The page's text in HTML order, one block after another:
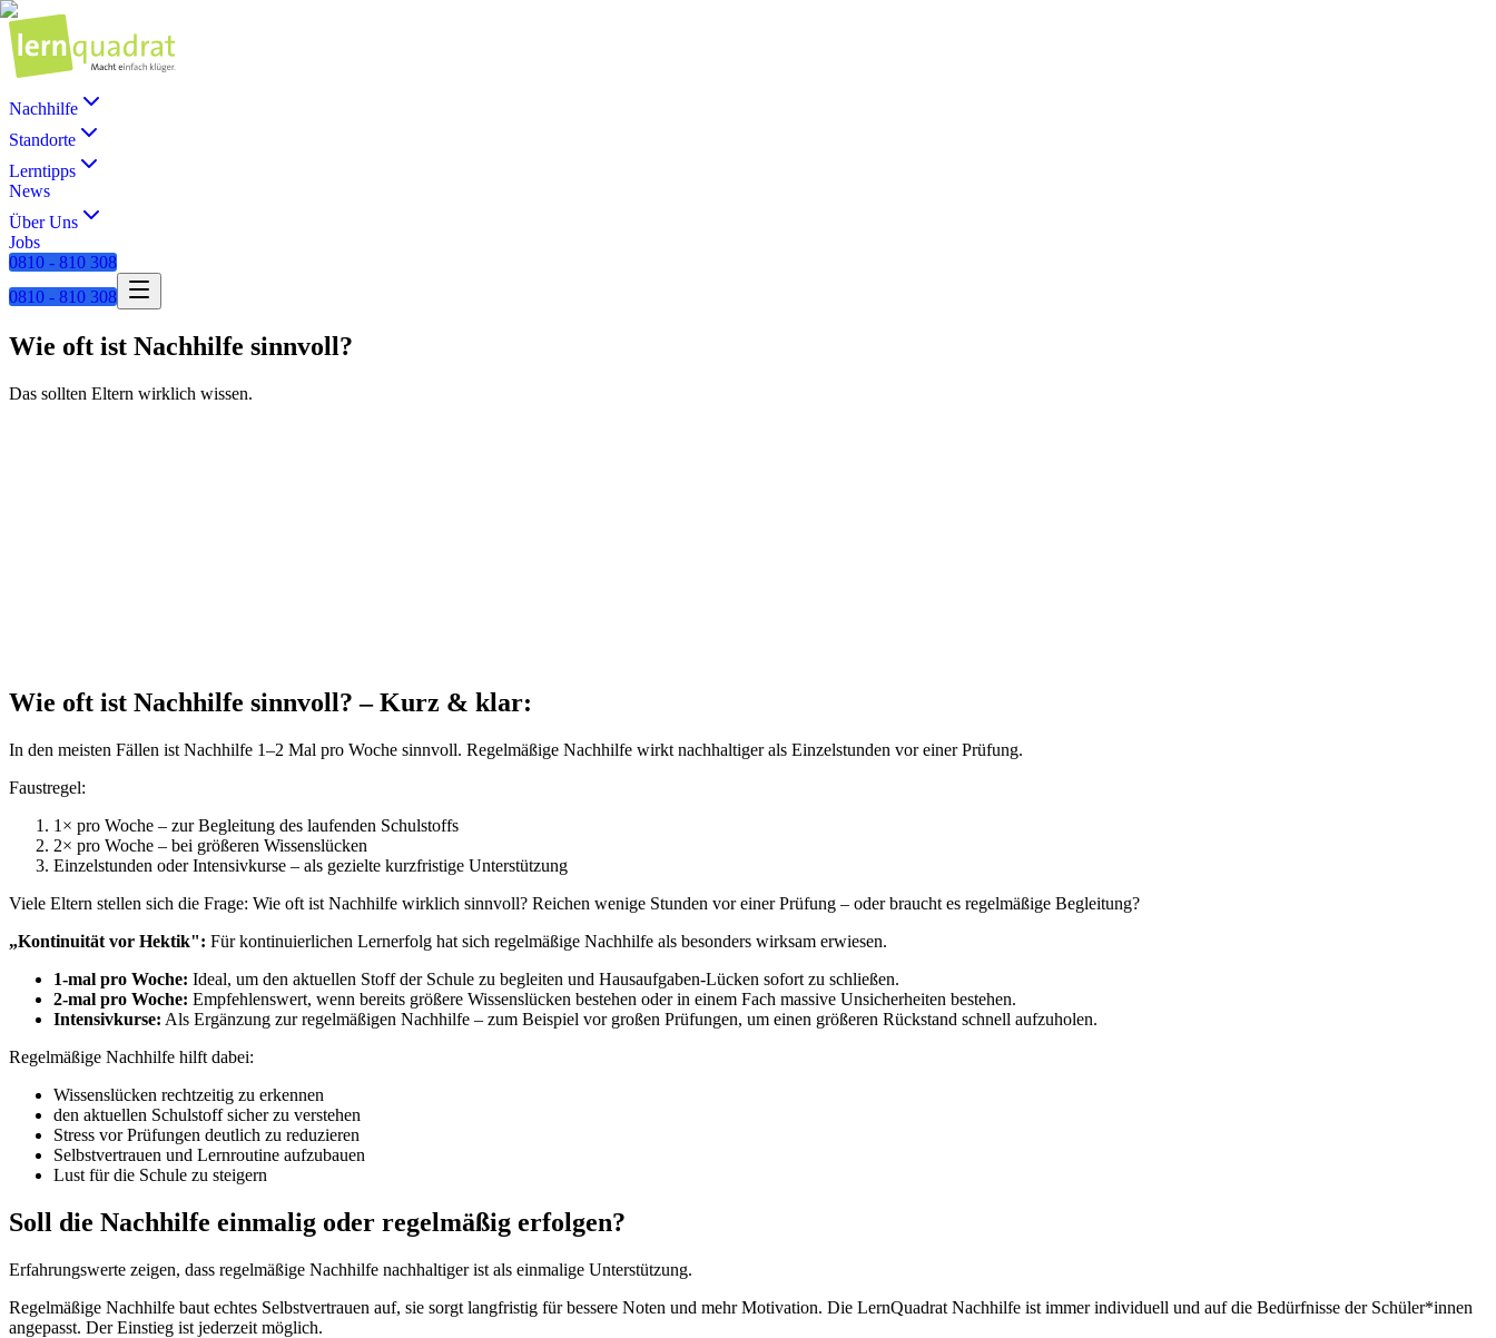
Nachhilfe
Standorte
Lerntipps
News
Über Uns
Jobs
0810 - 810 308
0810 - 810 308
Wie oft ist Nachhilfe sinnvoll?
Das sollten Eltern wirklich wissen.
Wie oft ist Nachhilfe sinnvoll? – Kurz & klar:
In den meisten Fällen ist Nachhilfe 1–2 Mal pro Woche sinnvoll. Regelmäßige Nachhilfe wirkt nachhaltiger als Einzelstunden vor einer Prüfung.
Faustregel:
1× pro Woche – zur Begleitung des laufenden Schulstoffs
2× pro Woche – bei größeren Wissenslücken
Einzelstunden oder Intensivkurse – als gezielte kurzfristige Unterstützung
Viele Eltern stellen sich die Frage: Wie oft ist Nachhilfe wirklich sinnvoll? Reichen wenige Stunden vor einer Prüfung – oder braucht es regelmäßige Begleitung?
„Kontinuität vor Hektik": Für kontinuierlichen Lernerfolg hat sich regelmäßige Nachhilfe als besonders wirksam erwiesen.
1-mal pro Woche: Ideal, um den aktuellen Stoff der Schule zu begleiten und Hausaufgaben-Lücken sofort zu schließen.
2-mal pro Woche: Empfehlenswert, wenn bereits größere Wissenslücken bestehen oder in einem Fach massive Unsicherheiten bestehen.
Intensivkurse: Als Ergänzung zur regelmäßigen Nachhilfe – zum Beispiel vor großen Prüfungen, um einen größeren Rückstand schnell aufzuholen.
Regelmäßige Nachhilfe hilft dabei:
Wissenslücken rechtzeitig zu erkennen
den aktuellen Schulstoff sicher zu verstehen
Stress vor Prüfungen deutlich zu reduzieren
Selbstvertrauen und Lernroutine aufzubauen
Lust für die Schule zu steigern
Soll die Nachhilfe einmalig oder regelmäßig erfolgen?
Erfahrungswerte zeigen, dass regelmäßige Nachhilfe nachhaltiger ist als einmalige Unterstützung.
Regelmäßige Nachhilfe baut echtes Selbstvertrauen auf, sie sorgt langfristig für bessere Noten und mehr Motivation. Die LernQuadrat Nachhilfe ist immer individuell und auf die Bedürfnisse der Schüler*innen
angepasst. Der Einstieg ist jederzeit möglich.